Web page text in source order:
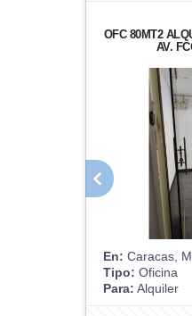
OFC 80MT2
AV.
En: Caracas,
Tipo: Oficina
Para: Alquiler